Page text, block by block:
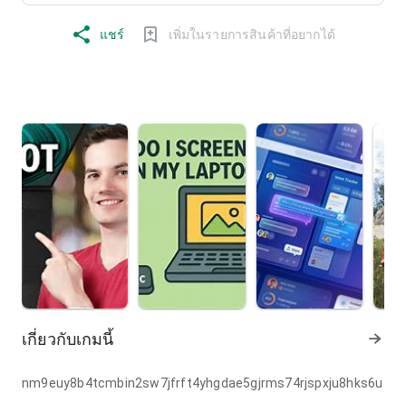
แชร์ เพิ่มในรายการสินค้าที่อยากได้
เกี่ยวกับเกมนี้
nm9euy8b4tcmbin2sw7jfrft4yhgdae5gjrms74rjspxju8hks6u